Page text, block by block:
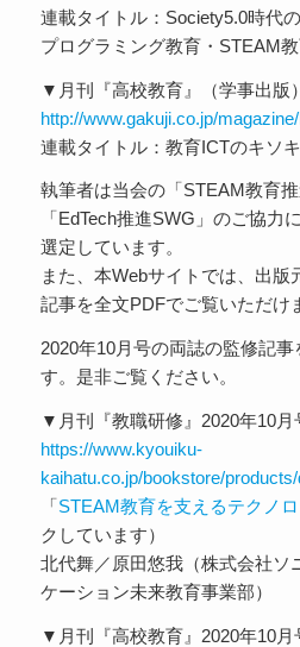
連載タイトル：Society5.0時代
プログラミング教育・STEAM
▼月刊『高校教育』（学事出版）
http://www.gakuji.co.jp/
連載タイトル：教育ICTのキソ
執筆者は当会の「STEAM教育
「EdTech推進SWG」のご協力
選定しています。
また、本Webサイトでは、出版
記事を全文PDFでご覧いただけ
2020年10月号の両誌の監修記
す。是非ご覧ください。
▼月刊『教職研修』2020年10月
https://www.kyouiku-
kaihatu.co.jp/bookstore/
「STEAM教育を支えるテクノ
クしています）
北代舞／原田悠我（株式会社ソ
ケーション未来教育事業部）
▼月刊『高校教育』2020年10月